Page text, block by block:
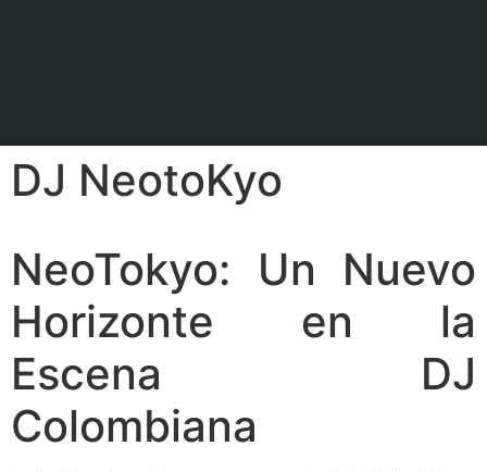
DJ NeotoKyo
NeoTokyo: Un Nuevo
Horizonte en la
Escena DJ
Colombiana